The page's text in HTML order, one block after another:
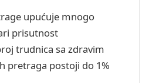
upućuje mnogo
prisutnost
trudnica sa zdravim
pretraga postoji do 1%